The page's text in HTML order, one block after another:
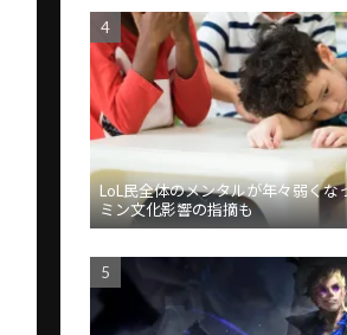
LoL民全体のメンタルが年々弱くな
ミン文化影響の指摘も